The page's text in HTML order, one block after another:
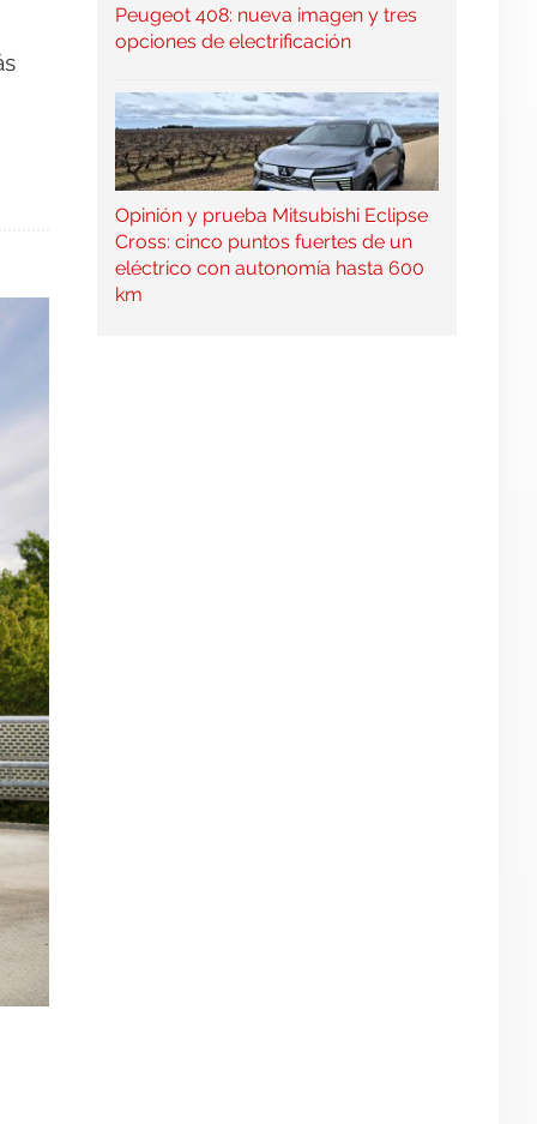
Peugeot 408: nueva imagen y tres
opciones de electrificación
Opinión y prueba Mitsubishi Eclipse
Cross: cinco puntos fuertes de un
eléctrico con autonomía hasta 600
km